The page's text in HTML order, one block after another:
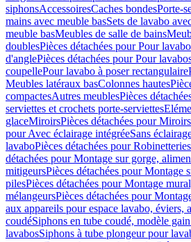
siphonsAccessoiresCaches bondesPorte-
mains avec meuble basSets de lavabo
meuble basMeubles de salle de bains
doublesPièces détachées pour Pour
d'anglePièces détachées pour Pour
coupellePour lavabo à poser rectangulaire
Meubles latéraux basColonnes hautes
compactesAutres meublesPièces
serviettes et crochets porte-serviettes
glaceMiroirsPièces détachées pour Miroirs
pour Avec éclairage intégréeSans
lavaboPièces détachées pour
détachées pour Montage sur gorge,
mitigeursPièces détachées pour Montage
pilesPièces détachées pour Montage
mélangeursPièces détachées pour
aux appareils pour espace lavabo, éviers,
coudéSiphons en tube coudé, modèle
lavabosSiphons à tube plongeur pour